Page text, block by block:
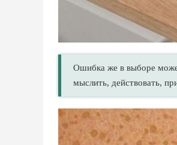
Ошибка же в выборе
мыслить, действовать,